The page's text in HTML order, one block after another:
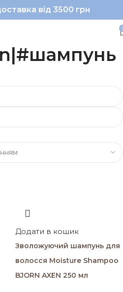
від 3500 грн
Додати в кошик
Зволожуючий шампунь для
волосся Moisture Shampoo
BJORN AXEN 250 мл